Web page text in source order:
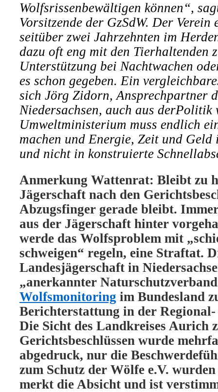
Wolfsrissenbewältigen können“,
Vorsitzende der GzSdW. Der Verein
seitüber zwei Jahrzehnten im
dazu oft eng mit den Tierhaltenden
Unterstützung bei Nachtwachen
es schon gegeben. Ein
sich Jörg Zidorn, Ansprechpartner
Niedersachsen, auch aus derPolitik
Umweltministerium muss endlich
machen und Energie, Zeit und Geld
und nicht in konstruierte
Anmerkung Wattenrat: Bleibt zu
Jägerschaft nach den
Abzugsfinger gerade bleibt.
aus der Jägerschaft hinter
werde das Wolfsproblem mit
schweigen“ regeln, eine Straftat.
Landesjägerschaft in
„anerkannter
Wolfsmonitoring im Bundesland
Berichterstattung in der
Die Sicht des Landkreises Aurich
Gerichtsbeschlüssen wurde
abgedruck, nur die
zum Schutz der Wölfe e.V.
merkt die Absicht und ist